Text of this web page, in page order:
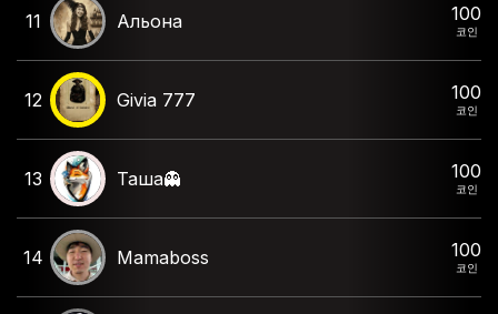
11 Альона 100
코인
12 Givia 777 100
코인
13 Таша👻 100
코인
14 Mamaboss 100
코인